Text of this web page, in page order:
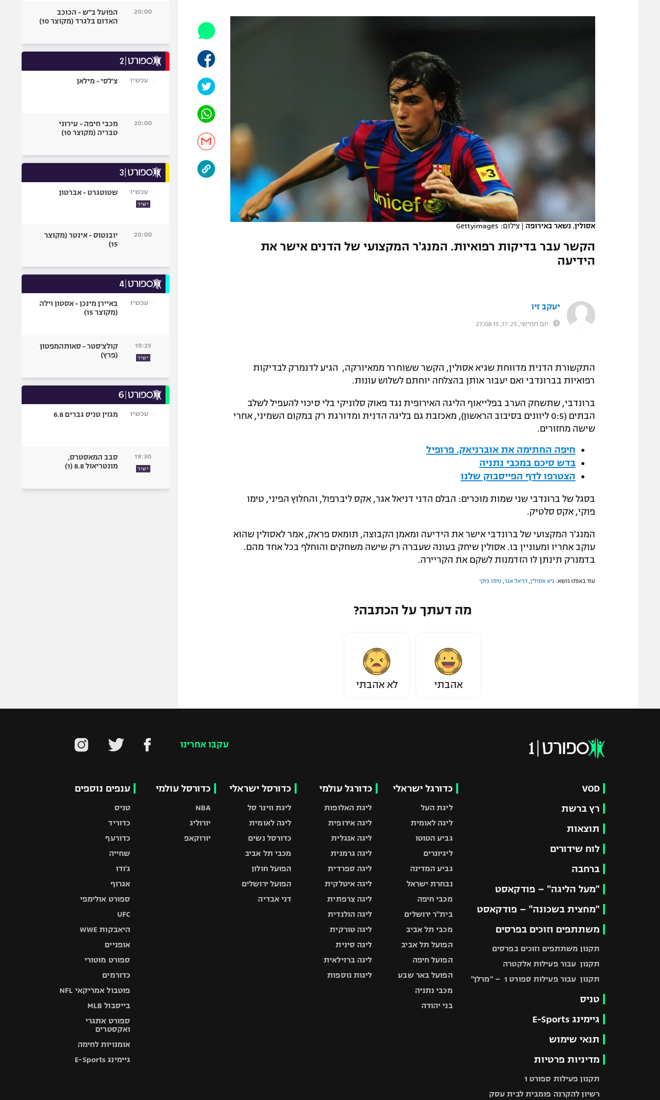
מדיניות פרטיות
תקנון פעילות ספורט 1
רשיון להקרנה פומבית לבית עסק
הצטרפות לחבילת הערוצים
לוח דרושים – ג'ובנט
המגזין
הפועל תל אביב
מכבי נתניה
בני יהודה
ליגה סינית
אופניים
כדורמים
פוטבול אמריקאי NFL
בייסבול MLB
גיימינג E-Sports
אסולין. נשאר באירופה | צילום: Gettyimages
הקשר עבר בדיקות רפואיות. המנג'ר המקצועי של הדנים אישר את
הידיעה
יעקב זיו
יום חמישי, 17:25, 27.08.15
התקשורת הדנית מדווחת שגיא אסולין, הקשר ששוחרר ממאיורקה, הגיע לדנמרק לבדיקות
רפואיות בברונדבי ואם יעבור אותן בהצלחה יוחתם לשלוש עונות.
ברונדבי, שתשחק הערב בפלייאוף הליגה האירופית נגד פאוק סלוניקי בלי סיכוי להעפיל לשלב
הבתים (0:5 ליוונים בסיבוב הראשון), מאכזבת גם בליגה הדנית ומדורגת רק במקום השמיני, אחרי
שישה מחזורים.
חיפה החתימה את אוברניאק. פרופיל
בדש סיכם במכבי נתניה
הצטרפו לדף הפייסבוק שלנו
בסגל של ברונדבי שני שמות מוכרים: הבלם הדני דניאל אגר, אקס ליברפול, והחלוץ הפיני, טימו
פוקי, אקס סלטיק.
המנג'ר המקצועי של ברונדבי אישר את הידיעה ומאמן הקבוצה, תומאס פראק, אמר לאסולין שהוא
עוקב אחריו ומעוניין בו. אסולין שיחק בעונה שעברה רק שישה משחקים והוחלף בכל אחד מהם.
בדמנרק תינתן לו הזדמנות לשקם את הקריירה.
עוד באותו נושא: גיא אסולין דניאל אגר טימו פוקי
מה דעתך על הכתבה?
אהבתי לא אהבתי
20:00
הפועל ב"ש - הכוכב
האדום בלגרד (מקוצר 10)
עכשיו צ'לסי - מילאן
20:00
מכבי חיפה - עירוני
טבריה (מקוצר 10)
עכשיו
ישיר
שטוטגרט - אברטון
20:00
יובנטוס - אינטר (מקוצר
15)
עכשיו
באיירן מינכן - אסטון וילה
(מקוצר 15)
19:25
ישיר
קולצ'סטר - סאותהמפטון
(פרץ)
עכשיו מגזין טניס גברים 6.8
19:30
ישיר
סבב המאסטרס,
מונטריאול 8.8 (1)
עקבו אחרינו
VOD
רץ ברשת
תוצאות
לוח שידורים
ברחבה
"מעל הליגה" – פודקאסט
"מחצית בשכונה" – פודקאסט
משתתפים וזוכים בפרסים
תקנון משתתפים וזוכים בפרסים
תקנון עבור פעילות אלקטרה
תקנון עבור פעילות ספורט 1 – "מרלן"
טניס
גיימינג E-Sports
תנאי שימוש
מדיניות פרטיות
תקנון פעילות ספורט 1
רשיון להקרנה פומבית לבית עסק
כדורגל ישראלי
ליגת העל
ליגה לאומית
גביע הטוטו
ליגיונרים
גביע המדינה
נבחרת ישראל
מכבי חיפה
בית"ר ירושלים
מכבי תל אביב
הפועל תל אביב
הפועל חיפה
הפועל באר שבע
מכבי נתניה
בני יהודה
כדורגל עולמי
ליגת האלופות
ליגה אירופית
ליגה אנגלית
ליגה גרמנית
ליגה ספרדית
ליגה איטלקית
ליגה צרפתית
ליגה הולנדית
ליגה טורקית
ליגה סינית
ליגה ברזילאית
ליגות נוספות
כדורסל ישראלי
ליגת ווינר סל
ליגה לאומית
כדורסל נשים
מכבי תל אביב
הפועל חולון
הפועל ירושלים
דני אבדיה
כדורסל עולמי
NBA
יורוליג
יורוקאפ
ענפים נוספים
טניס
כדוריד
כדורעף
שחייה
ג'ודו
אגרוף
ספורט אולימפי
UFC
היאבקות WWE
אופניים
ספורט מוטורי
כדורמים
פוטבול אמריקאי NFL
בייסבול MLB
ספורט אתגרי
ואקסטרים
אומנויות לחימה
גיימינג E-Sports